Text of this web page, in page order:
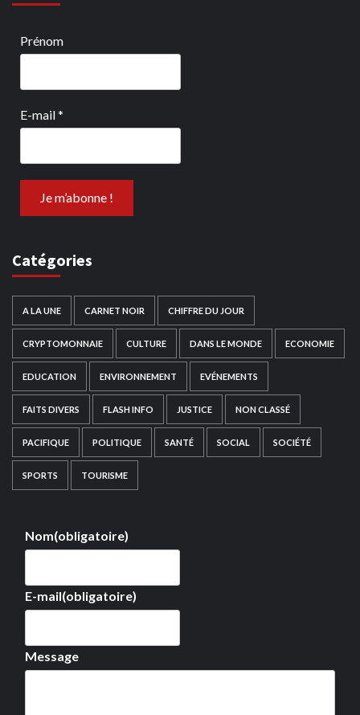
Prénom
E-mail*
Catégories
A LA UNE CARNET NOIR CHIFFRE DU JOUR
CRYPTOMONNAIE CULTURE DANS LE MONDE ECONOMIE
EDUCATION ENVIRONNEMENT EVÉNEMENTS
FAITS DIVERS FLASH INFO JUSTICE NON CLASSÉ
PACIFIQUE POLITIQUE SANTÉ SOCIAL SOCIÉTÉ
SPORTS TOURISME
Nom(obligatoire)
E-mail(obligatoire)
Message